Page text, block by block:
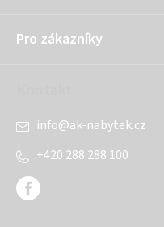
Pro zákazníky
info@ak-nabytek.cz
+420 288 288 100